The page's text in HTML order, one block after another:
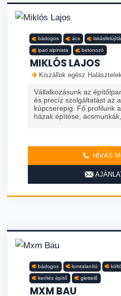
bádogos ács
ipari alpinista betonozó
MIKLÓS LAJOS
Kiszállok egész
Vállalkozásunk az
és precíz szolgáltatást az
kúpcserepig. Fő profilunk
házak építése,
HÍVÁS
bádogos lomtalanító
kerítés építő glettelő
MXM BAU